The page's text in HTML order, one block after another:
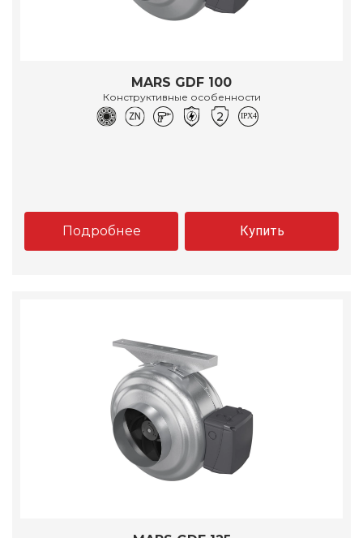
MARS GDF 100
Конструктивные особенности
Подробнее Купить